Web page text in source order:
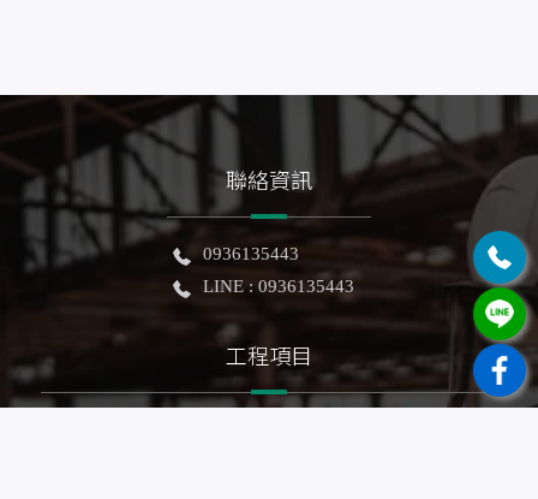
聯絡資訊
0936135443
LINE : 0936135443
工程項目